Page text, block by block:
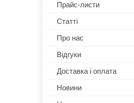
Прайс-листи
Статті
Про нас
Відгуки
Доставка і оплата
Новини